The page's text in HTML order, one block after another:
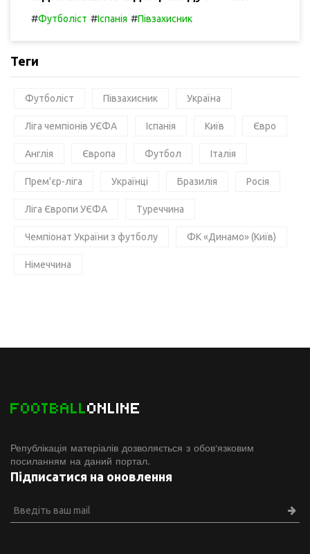
#Футболіст #Іспанія #Півзахисник
Теги
Футболіст Півзахисник Україна
Ліга чемпіонів УЄФА Іспанія Київ Євро
Англія Європа Футбол Італія
Прем'єр-ліга Українці Бразилія Росія
Ліга Європи УЄФА Туреччина
Чемпіонат України з футболу ФК «Динамо» (Київ)
Німеччина
FOOTBALLONLINE
Републікація матеріалів дозволяється з обов'язковим
посиланням на даний портал.
Підписатися на оновлення